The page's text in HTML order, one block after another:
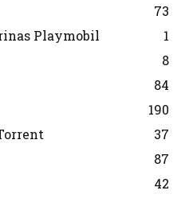
73
Playmobil
1
8
84
190
37
87
42